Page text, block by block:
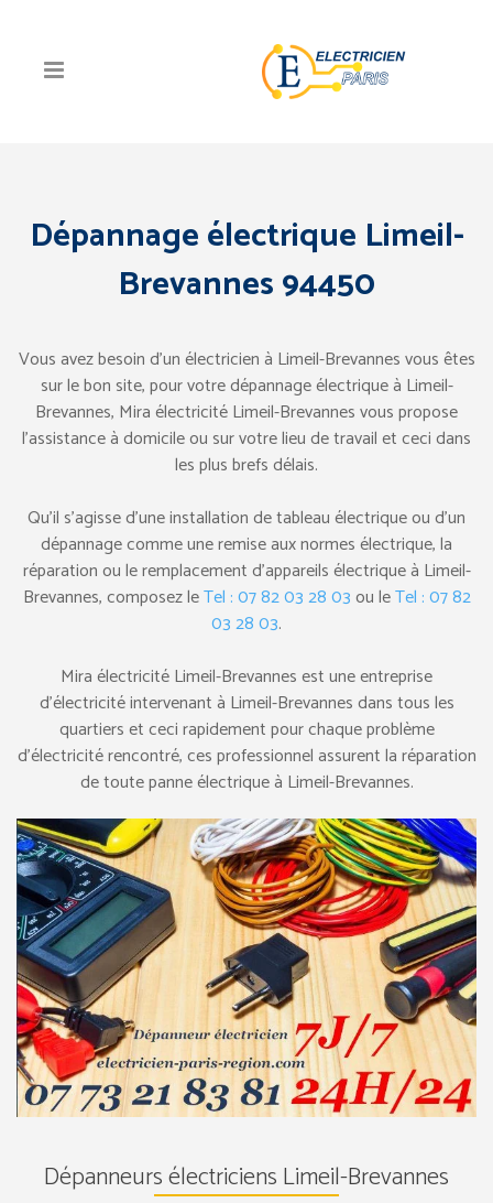
Dépannage électrique Limeil-
Brevannes 94450
Vous avez besoin d’un électricien à Limeil-Brevannes vous êtes
sur le bon site, pour votre dépannage électrique à Limeil-
Brevannes, Mira électricité Limeil-Brevannes vous propose
l’assistance à domicile ou sur votre lieu de travail et ceci dans
les plus brefs délais.
Qu’il s’agisse d’une installation de tableau électrique ou d’un
dépannage comme une remise aux normes électrique, la
réparation ou le remplacement d’appareils électrique à Limeil-
Brevannes, composez leTel : 07 82 03 28 03ou leTel : 07 82
03 28 03.
Mira électricité Limeil-Brevannes est une entreprise
d’électricité intervenant à Limeil-Brevannes dans tous les
quartiers et ceci rapidement pour chaque problème
d’électricité rencontré, ces professionnel assurent la réparation
de toute panne électrique à Limeil-Brevannes.
Dépanneurs électriciens Limeil-Brevannes